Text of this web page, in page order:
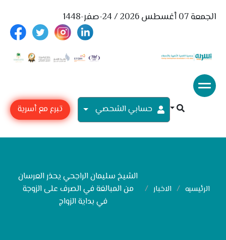
الجمعة 07 أغسطس 2026 / 24-صفر-1448
حسابي الشحصي تبرع مع أسرية
الرئيسيه الاخبار
الشيخ سليمان الراجحي يحذر العرسان
من المبالغة في الصرف على الزوجة
في بداية الزواج